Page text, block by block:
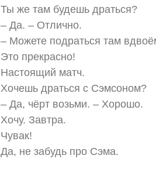
Ты же там будешь драться?
– Да. – Отлично.
– Можете подраться там
Это прекрасно!
Настоящий матч.
Хочешь драться с Сэмсоном?
– Да, чёрт возьми. – Хорошо.
Хочу. Завтра.
Чувак!
Да, не забудь про Сэма.